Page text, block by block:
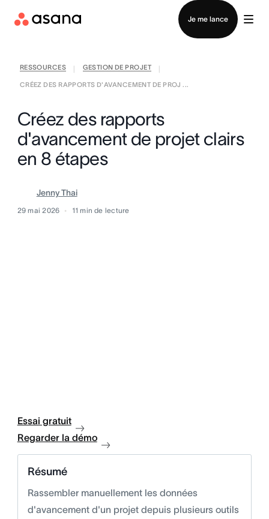
Je me lance
Contacter le service commercial
RESSOURCES GESTION DE PROJET
CRÉEZ DES RAPPORTS D'AVANCEMENT DE PROJ ...
Créez des rapports
d'avancement de projet clairs
en 8 étapes
Jenny Thai
29 mai 2026 11 min de lecture
Essai gratuit
Regarder la démo
Résumé
Rassembler manuellement les données
d'avancement d'un projet depuis plusieurs outils